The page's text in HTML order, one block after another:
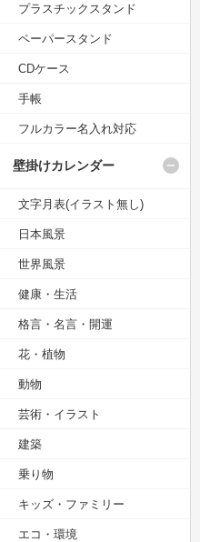
プラスチックスタンド
ペーパースタンド
CDケース
手帳
フルカラー名入れ対応
壁掛けカレンダー
文字月表(イラスト無し)
日本風景
世界風景
健康・生活
格言・名言・開運
花・植物
動物
芸術・イラスト
建築
乗り物
キッズ・ファミリー
エコ・環境